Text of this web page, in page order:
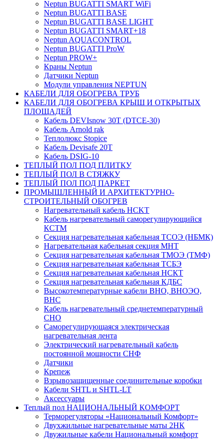
Neptun BUGATTI SMART WiFi
Neptun BUGATTI BASE
Neptun BUGATTI BASE LIGHT
Neptun BUGATTI SMART+18
Neptun AQUACONTROL
Neptun BUGATTI ProW
Neptun PROW+
Краны Neptun
Датчики Neptun
Модули управления NEPTUN
КАБЕЛИ ДЛЯ ОБОГРЕВА ТРУБ
КАБЕЛИ ДЛЯ ОБОГРЕВА КРЫШ И ОТКРЫТЫХ
ПЛОЩАДЕЙ
Кабель DEVIsnow 30Т (DTCE-30)
Кабель Arnold rak
Теплолюкс Stopice
Кабель Devisafe 20T
Кабель DSIG-10
ТЕПЛЫЙ ПОЛ ПОД ПЛИТКУ
ТЕПЛЫЙ ПОЛ В СТЯЖКУ
ТЕПЛЫЙ ПОЛ ПОД ПАРКЕТ
ПРОМЫШЛЕННЫЙ И АРХИТЕКТУРНО-
СТРОИТЕЛЬНЫЙ ОБОГРЕВ
Нагревательный кабель НCKТ
Кабель нагревательный саморегулирующийся
КСТМ
Секция нагревательная кабельная ТСОЭ (НБМК)
Нагревательная кабельная секция МНТ
Секция нагревательная кабельная ТМОЭ (ТМФ)
Секция нагревательная кабельная ТСБЭ
Секция нагревательная кабельная НСКТ
Секция нагревательная кабельная КДБС
Высокотемпературные кабели ВНО, ВНОЭО,
ВНС
Кабель нагревательный среднетемпературный
СНО
Саморегулирующаяся электрическая
нагревательная лента
Электрический нагревательный кабель
постоянной мощности СНФ
Датчики
Крепеж
Взрывозащищенные соединительные коробки
Кабели SHTL и SHTL-LT
Аксессуары
Теплый пол НАЦИОНАЛЬНЫЙ КОМФОРТ
Терморегуляторы «Национальный Комфорт»
Двухжильные нагревательные маты 2НК
Двужильные кабели Национальный комфорт